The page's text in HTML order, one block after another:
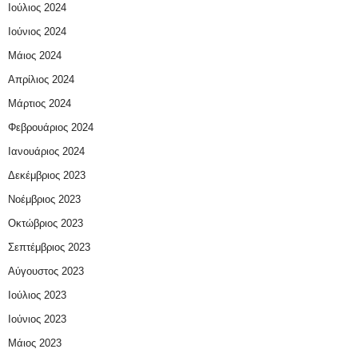
Ιούλιος 2024
Ιούνιος 2024
Μάιος 2024
Απρίλιος 2024
Μάρτιος 2024
Φεβρουάριος 2024
Ιανουάριος 2024
Δεκέμβριος 2023
Νοέμβριος 2023
Οκτώβριος 2023
Σεπτέμβριος 2023
Αύγουστος 2023
Ιούλιος 2023
Ιούνιος 2023
Μάιος 2023